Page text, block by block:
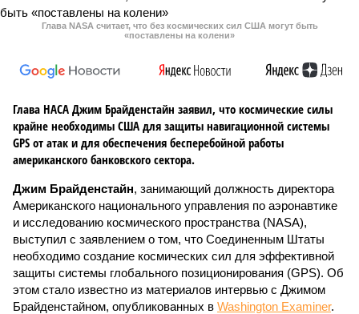
Глава NASA считает, что без космических сил США могут быть
«поставлены на колени»
Глава НАСА Джим Брайденстайн заявил, что космические силы
крайне необходимы США для защиты навигационной системы
GPS от атак и для обеспечения бесперебойной работы
американского банковского сектора.
Джим Брайденстайн, занимающий должность директора
Американского национального управления по аэронавтике
и исследованию космического пространства (NASA),
выступил с заявлением о том, что Соединенным Штаты
необходимо создание космических сил для эффективной
защиты системы глобального позиционирования (GPS). Об
этом стало известно из материалов интервью с Джимом
Брайденстайном, опубликованных в Washington Examiner.